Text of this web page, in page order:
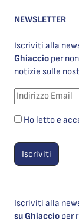
NEWSLETTER
Iscriviti alla
Ghiaccio per
notizie sulle
Ho letto e
Iscriviti alla
su Ghiaccio per